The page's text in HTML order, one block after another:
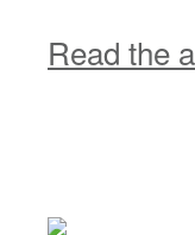
Read the